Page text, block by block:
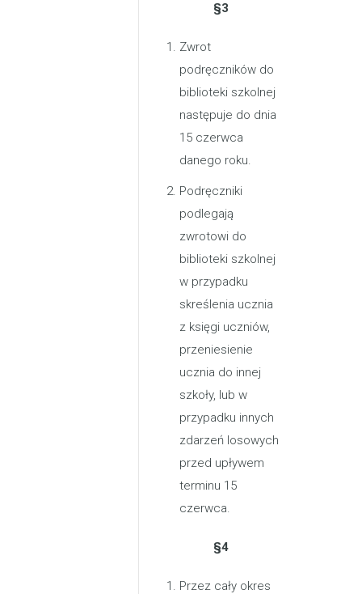
§3
Zwrot
podręczników do
biblioteki szkolnej
następuje do dnia
15 czerwca
danego roku.
Podręczniki
podlegają
zwrotowi do
biblioteki szkolnej
w przypadku
skreślenia ucznia
z księgi uczniów,
przeniesienie
ucznia do innej
szkoły, lub w
przypadku innych
zdarzeń losowych
przed upływem
terminu 15
czerwca.
§4
Przez cały okres